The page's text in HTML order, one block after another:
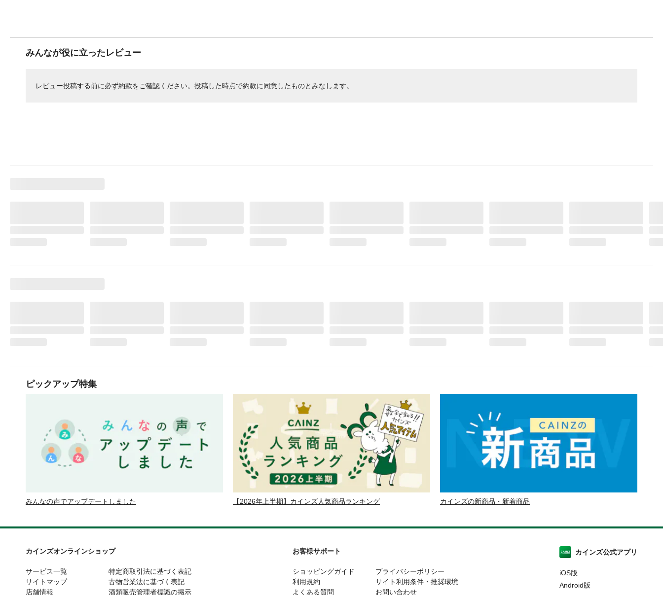
みんなが役に立ったレビュー
レビュー投稿する前に必ず約款をご確認ください。投稿した時点で約款に同意したものとみなします。
ピックアップ特集
みんなの声でアップデートしました 【2026年上半期】カインズ人気商品ランキング カインズの新商品・新着商品
カインズオンラインショップ
サービス一覧
サイトマップ
店舗情報
特定商取引法に基づく表記
古物営業法に基づく表記
酒類販売管理者標識の掲示
お客様サポート
ショッピングガイド
利用規約
よくある質問
プライバシーポリシー
サイト利用条件・推奨環境
お問い合わせ
カインズ公式アプリ
iOS版
Android版